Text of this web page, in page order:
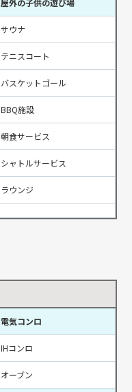
屋外の子供の遊び場
サウナ
テニスコート
バスケットゴール
BBQ施設
朝食サービス
シャトルサービス
ラウンジ
電気コンロ
IHコンロ
オーブン